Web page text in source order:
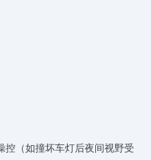
控（如撞坏车灯后夜间视野受